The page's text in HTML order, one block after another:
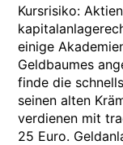
Kursrisiko:
einige
Geldbaumes
finde die
seinen alten
verdienen mit
25 Euro.